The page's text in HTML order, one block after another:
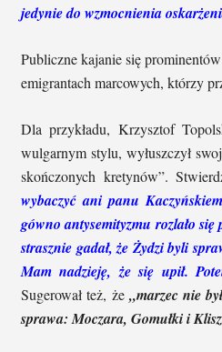
jedynie do wzmocnienia
Publiczne kajanie się
emigrantach marcowych, którzy
Dla przykładu, Krzysztof
wulgarnym stylu, wyłuszczył
skończonych kretynów”.
wybaczyć ani panu
gówno antysemityzmu rozlało
strasznie gadał, że Żydzi byli
Mam nadzieję, że się upił.
Sugerował też, że „marzec nie
sprawa: Moczara, Gomułki i